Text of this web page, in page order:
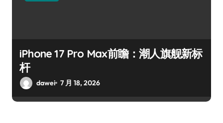
iPhone 17 Pro Max前瞻：潮人旗舰新标
杆
dawei 7 月 18, 2026